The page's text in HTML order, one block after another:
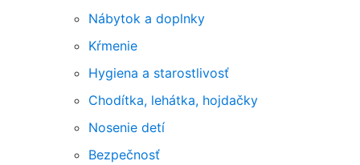
Nábytok a doplnky
Kŕmenie
Hygiena a starostlivosť
Chodítka, lehátka, hojdačky
Nosenie detí
Bezpečnosť